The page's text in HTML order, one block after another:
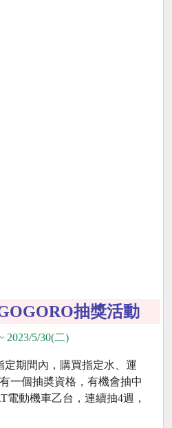
抽獎活動
2023/5/30(二)
期間內，購買指定水、運
一個抽奬資格，有機會抽中
電動機車乙台，連續抽4週，